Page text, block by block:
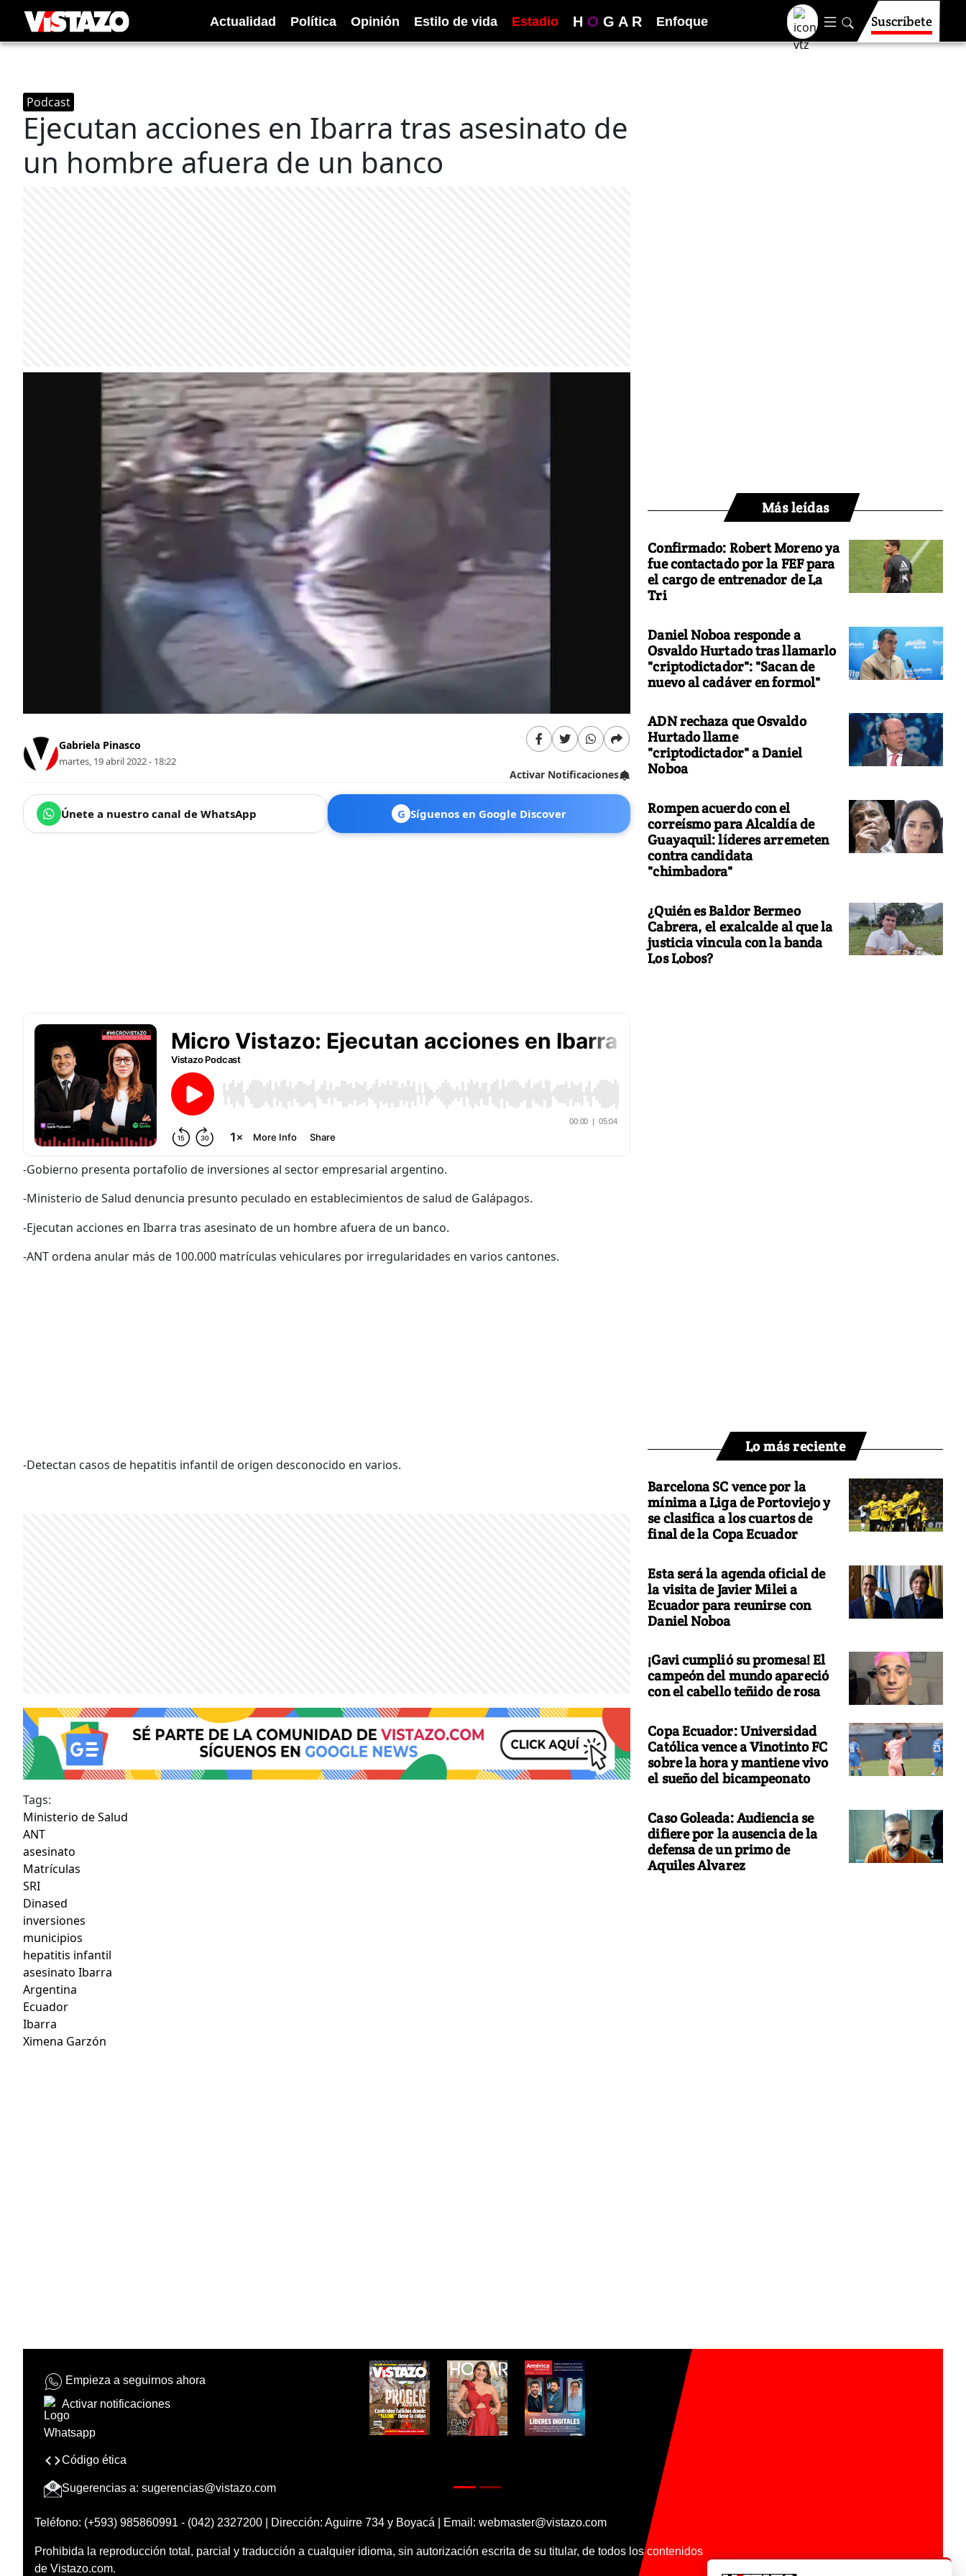
Actualidad Política Opinión Estilo de vida Estadio H O G A R Enfoque Suscríbete
Podcast
Ejecutan acciones en Ibarra tras asesinato de
un hombre afuera de un banco
Gabriela Pinasco
martes, 19 abril 2022 - 18:22
Activar Notificaciones
Únete a nuestro canal de WhatsApp G Síguenos en Google Discover
-Gobierno presenta portafolio de inversiones al sector empresarial argentino.
-Ministerio de Salud denuncia presunto peculado en establecimientos de salud de Galápagos.
-Ejecutan acciones en Ibarra tras asesinato de un hombre afuera de un banco.
-ANT ordena anular más de 100.000 matrículas vehiculares por irregularidades en varios cantones.
-Detectan casos de hepatitis infantil de origen desconocido en varios.
Tags:
Ministerio de Salud
ANT
asesinato
Matrículas
SRI
Dinased
inversiones
municipios
hepatitis infantil
asesinato Ibarra
Argentina
Ecuador
Ibarra
Ximena Garzón
Más leídas
Confirmado: Robert Moreno ya
fue contactado por la FEF para
el cargo de entrenador de La
Tri
Daniel Noboa responde a
Osvaldo Hurtado tras llamarlo
"criptodictador": "Sacan de
nuevo al cadáver en formol"
ADN rechaza que Osvaldo
Hurtado llame
"criptodictador" a Daniel
Noboa
Rompen acuerdo con el
correísmo para Alcaldía de
Guayaquil: líderes arremeten
contra candidata
"chimbadora"
¿Quién es Baldor Bermeo
Cabrera, el exalcalde al que la
justicia vincula con la banda
Los Lobos?
Lo más reciente
Barcelona SC vence por la
mínima a Liga de Portoviejo y
se clasifica a los cuartos de
final de la Copa Ecuador
Esta será la agenda oficial de
la visita de Javier Milei a
Ecuador para reunirse con
Daniel Noboa
¡Gavi cumplió su promesa! El
campeón del mundo apareció
con el cabello teñido de rosa
Copa Ecuador: Universidad
Católica vence a Vinotinto FC
sobre la hora y mantiene vivo
el sueño del bicampeonato
Caso Goleada: Audiencia se
difiere por la ausencia de la
defensa de un primo de
Aquiles Alvarez
Empieza a seguirnos ahora
Activar notificaciones
Código ética
Sugerencias a: sugerencias@vistazo.com
Teléfono: (+593) 985860991 - (042) 2327200 | Dirección: Aguirre 734 y Boyacá | Email: webmaster@vistazo.com
Prohibida la reproducción total, parcial y traducción a cualquier idioma, sin autorización escrita de su titular, de todos los contenidos
de Vistazo.com.